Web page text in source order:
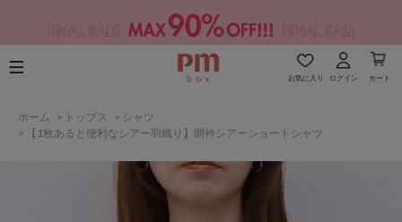
お気に入り ログイン カート
ホーム > トップス > シャツ
>
【1枚あると便利なシアー羽織り】開衿シアーショートシャツ